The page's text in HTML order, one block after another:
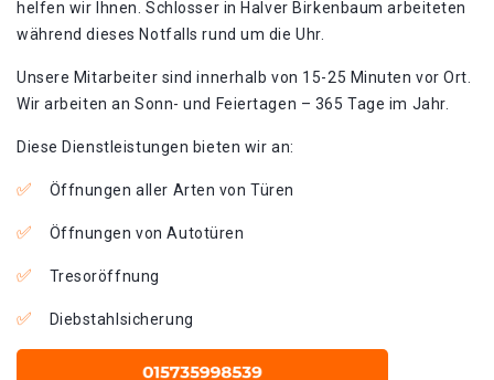
helfen wir Ihnen. Schlosser in Halver Birkenbaum arbeiteten
während dieses Notfalls rund um die Uhr.
Unsere Mitarbeiter sind innerhalb von 15-25 Minuten vor Ort.
Wir arbeiten an Sonn- und Feiertagen – 365 Tage im Jahr.
Diese Dienstleistungen bieten wir an:
Öffnungen aller Arten von Türen
Öffnungen von Autotüren
Tresoröffnung
Diebstahlsicherung